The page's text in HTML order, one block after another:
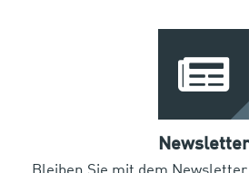
Newsletter